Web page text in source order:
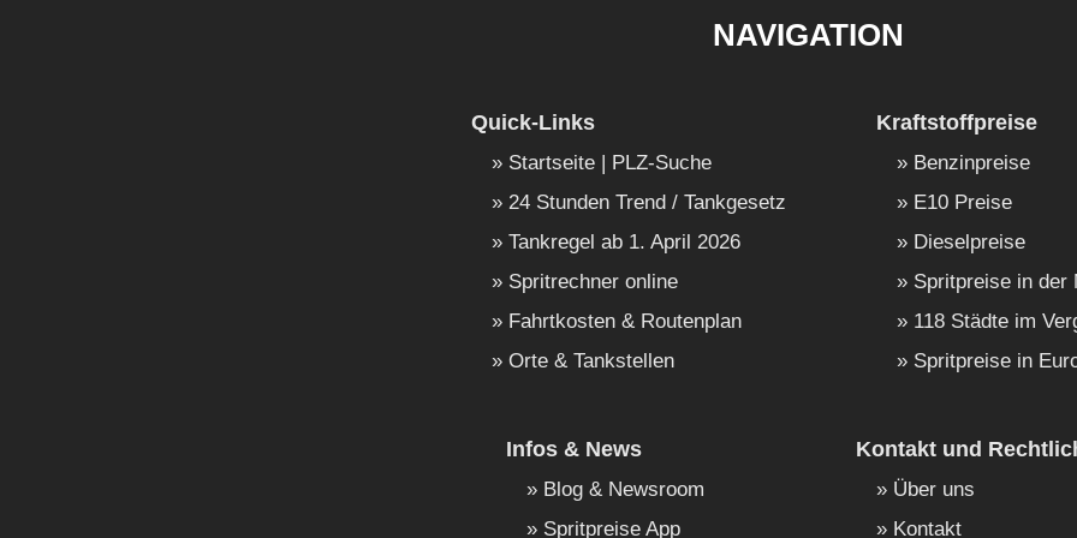
NAVIGATION
Quick-Links
Startseite | PLZ-Suche
24 Stunden Trend / Tankgesetz
Tankregel ab 1. April 2026
Spritrechner online
Fahrtkosten & Routenplan
Orte & Tankstellen
Kraftstoffpreise
Benzinpreise
E10 Preise
Dieselpreise
Spritpreise in der
118 Städte im
Spritpreise in
Infos & News
Blog & Newsroom
Spritpreise App
Kontakt und
Über uns
Kontakt